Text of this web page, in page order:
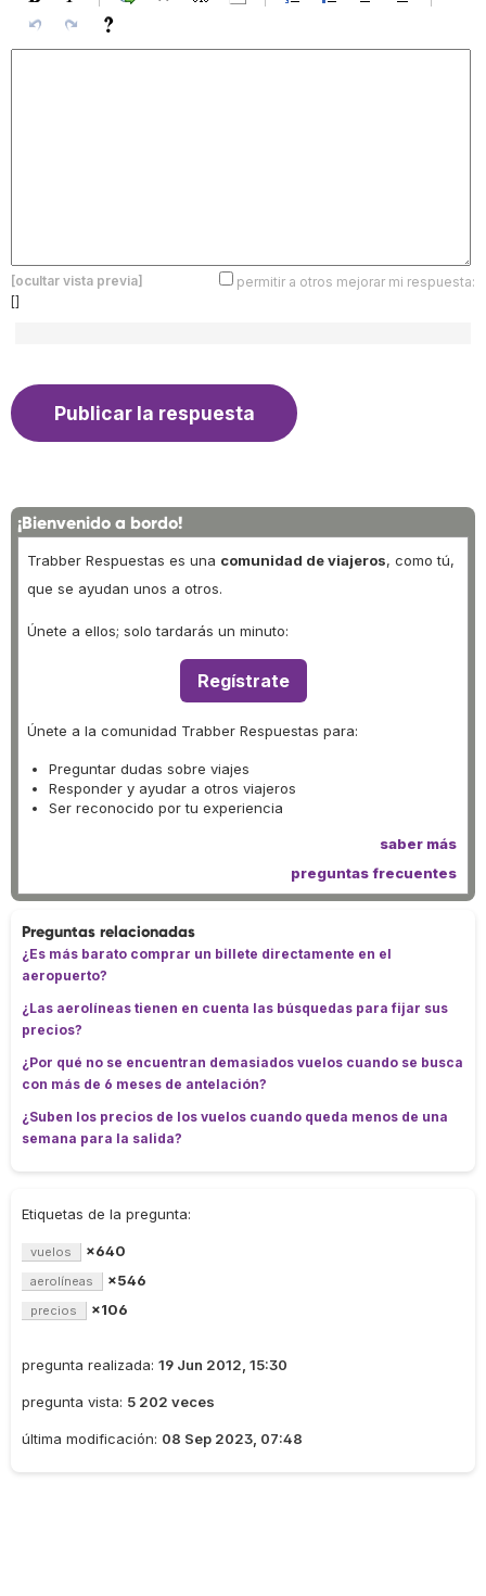
[ocultar vista previa]
permitir a otros mejorar mi respuesta:
[]
¡Bienvenido a bordo!
Trabber Respuestas es una comunidad de viajeros, como tú,
que se ayudan unos a otros.
Únete a ellos; solo tardarás un minuto:
Regístrate
Únete a la comunidad Trabber Respuestas para:
Preguntar dudas sobre viajes
Responder y ayudar a otros viajeros
Ser reconocido por tu experiencia
saber más
preguntas frecuentes
Preguntas relacionadas
¿Es más barato comprar un billete directamente en el
aeropuerto?
¿Las aerolíneas tienen en cuenta las búsquedas para fijar sus
precios?
¿Por qué no se encuentran demasiados vuelos cuando se busca
con más de 6 meses de antelación?
¿Suben los precios de los vuelos cuando queda menos de una
semana para la salida?
Etiquetas de la pregunta:
vuelos ×640
aerolíneas ×546
precios ×106
pregunta realizada: 19 Jun 2012, 15:30
pregunta vista: 5 202 veces
última modificación: 08 Sep 2023, 07:48